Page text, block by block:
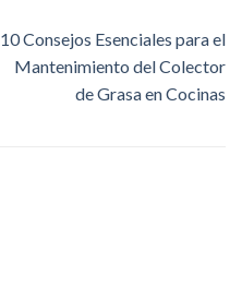
10 Consejos Esenciales para el
Mantenimiento del Colector
de Grasa en Cocinas